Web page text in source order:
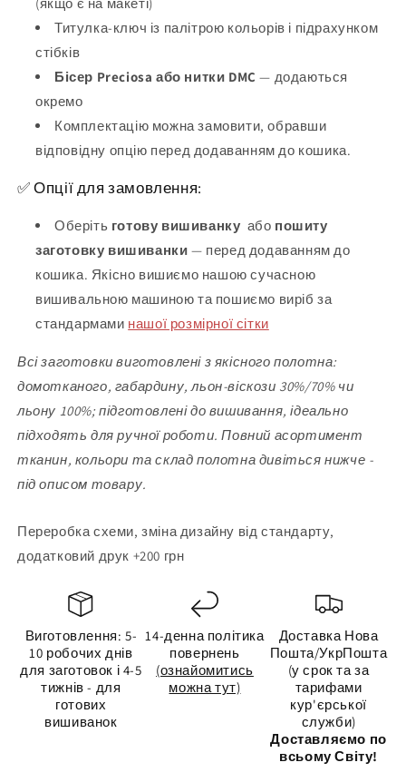
Титулка-ключ із палітрою кольорів і підрахунком
стібків
Бісер Preciosa або нитки DMC — додаються
окремо
Комплектацію можна замовити, обравши
відповідну опцію перед додаванням до кошика.
✅ Опції для замовлення:
Оберіть готову вишиванку або пошиту
заготовку вишиванки — перед додаванням до
кошика. Якісно вишиємо нашою сучасною
вишивальною машиною та пошиємо виріб за
стандармами нашої розмірної сітки
Всі заготовки виготовлені з якісного полотна:
домотканого, габардину, льон-віскози 30%/70% чи
льону 100%; підготовлені до вишивання, ідеально
підходять для ручної роботи. Повний асортимент
тканин, кольори та склад полотна дивіться нижче -
під описом товару.
Переробка схеми, зміна дизайну від стандарту,
додатковий друк +200 грн
Виготовлення: 5-
10 робочих днів
для заготовок і 4-5
тижнів - для
готових
вишиванок
14-денна політика
повернень
(ознайомитись
можна тут)
Доставка Нова
Пошта/УкрПошта
(у срок та за
тарифами
кур'єрської
служби)
Доставляємо по
всьому Світу!